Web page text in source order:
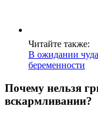
Читайте также:
В ожидании
беременности
Почему нельзя
вскармливании?